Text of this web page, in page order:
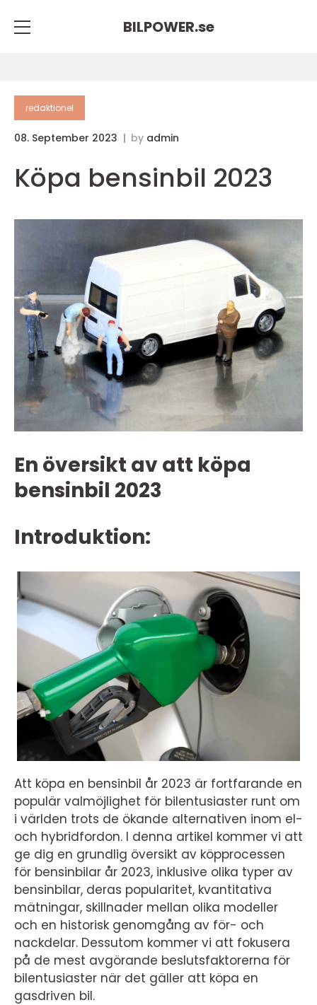
BILPOWER.se
redaktionel
08. September 2023 by admin
Köpa bensinbil 2023
En översikt av att köpa
bensinbil 2023
Introduktion:
Att köpa en bensinbil år 2023 är fortfarande en
populär valmöjlighet för bilentusiaster runt om
i världen trots de ökande alternativen inom el-
och hybridfordon. I denna artikel kommer vi att
ge dig en grundlig översikt av köpprocessen
för bensinbilar år 2023, inklusive olika typer av
bensinbilar, deras popularitet, kvantitativa
mätningar, skillnader mellan olika modeller
och en historisk genomgång av för- och
nackdelar. Dessutom kommer vi att fokusera
på de mest avgörande beslutsfaktorerna för
bilentusiaster när det gäller att köpa en
gasdriven bil.